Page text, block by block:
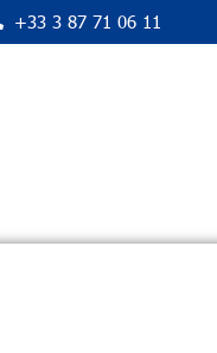
+33 3 87 71 06 11